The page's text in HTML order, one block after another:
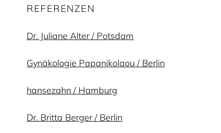
REFERENZEN
Dr. Juliane Alter / Potsdam
Gynäkologie Papanikolaou / Berlin
hansezahn / Hamburg
Dr. Britta Berger / Berlin